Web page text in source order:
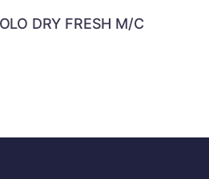
DRY FRESH M/C